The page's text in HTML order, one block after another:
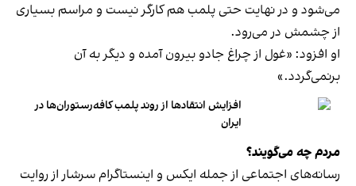
می‌شود و در نهایت حتی پلمب هم کارگر نیست و مراسم بسیاری
از چشمش در می‌رود.
او افزود: «غول از چراغ جادو بیرون آمده و دیگر به آن
برنمی‎‌گردد.»
افزایش انتقادها از روند پلمب کافه‌رستوران‌ها در
ایران
مردم چه می‌گویند؟
رسانه‎‌های اجتماعی از جمله ایکس و اینستاگرام سرشار از روایت